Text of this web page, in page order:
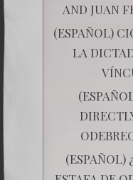
AND JUAN
(ESPAÑOL)
LA
(ESPAÑOL)